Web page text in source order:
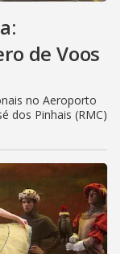
de Voos
no Aeroporto
dos Pinhais (RMC)